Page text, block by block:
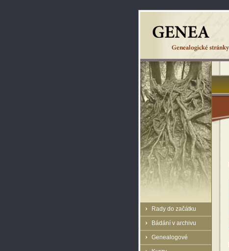
Rady do začátku
Bádání v archivu
Genealogové